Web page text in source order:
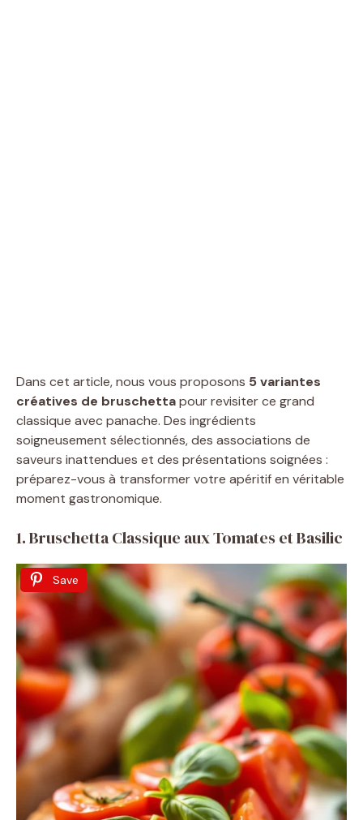
Dans cet article, nous vous proposons 5 variantes
créatives de bruschettapour revisiter ce grand
classique avec panache. Des ingrédients
soigneusement sélectionnés, des associations de
saveurs inattendues et des présentations soignées :
préparez-vous à transformer votre apéritif en véritable
moment gastronomique.
1. Bruschetta Classique aux Tomates et Basilic
Save